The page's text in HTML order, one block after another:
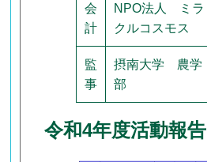
会
計
NPO法人 ミラ
クルコスモス
監
事
摂南大学 農学
部
令和4年度活動報告